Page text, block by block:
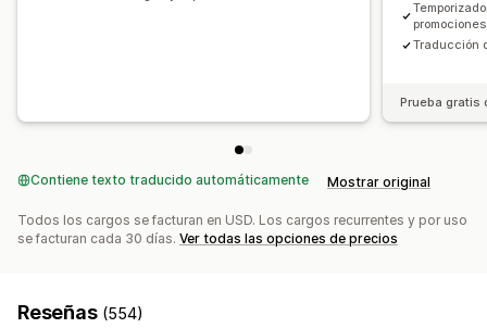
promociones
Traducción
Prueba gratis
Contiene texto traducido automáticamente Mostrar original
Todos los cargos se facturan en USD. Los cargos recurrentes y por uso
se facturan cada 30 días. Ver todas las opciones de precios
Reseñas (554)